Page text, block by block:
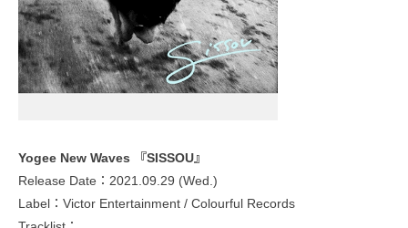
Yogee New Waves 『SISSOU』
Release Date：2021.09.29 (Wed.)
Label：Victor Entertainment / Colourful Records